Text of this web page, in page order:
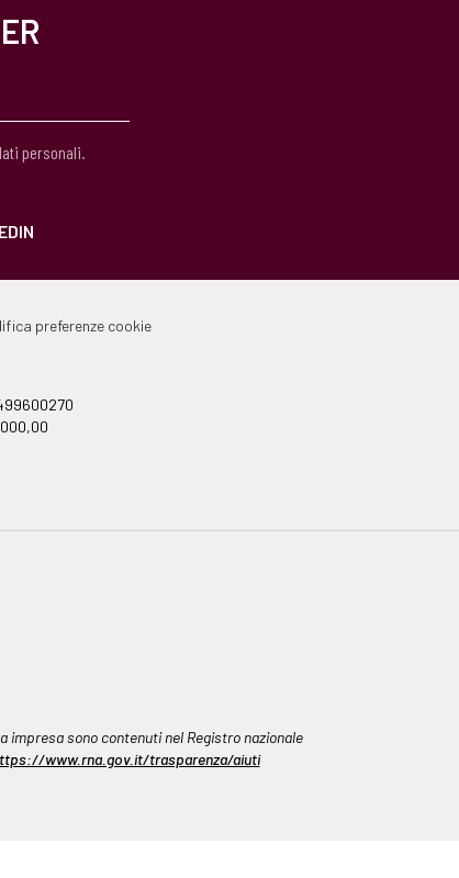
personali.
preferenze cookie
impresa sono contenuti nel Registro nazionale
www.rna.gov.it/trasparenza/aiuti